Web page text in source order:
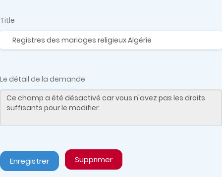
Title
Tabs
Le détail de la demande
Enregistrer Supprimer